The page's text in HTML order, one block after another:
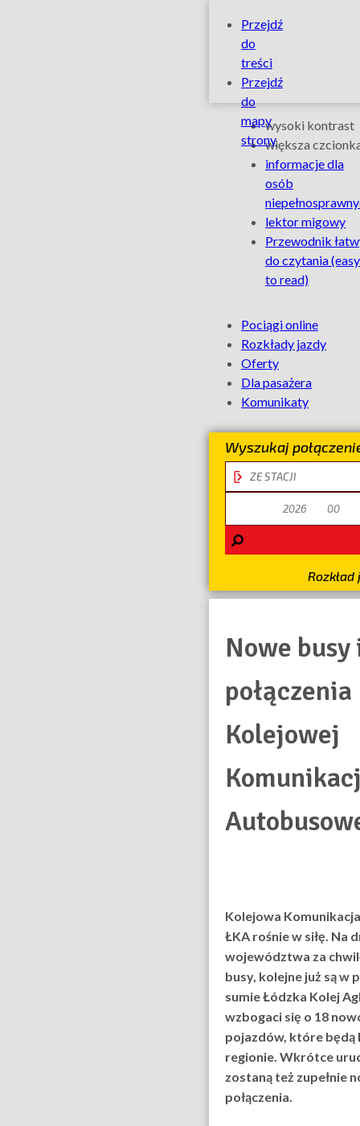
Nowe
busy
i
połączenia
Kolejowej
Komunikacji
Łódzka
Kolej
Szybkie
linki
Przejdź
do
treści
Przejdź
do
mapy
strony
Ułatwienia
dla
osób
wysoki kontrast
większa
informacje dla
osób
lektor migowy
Przewodnik
do czytania(easy
to read)
skróty
Pociągi online
Rozkłady jazdy
Oferty
Dla pasażera
Komunikaty
Wyszukaj
stacja
odjazdu
odjazdu
Nowe busy
połączenia
Kolejowej
Kolejowa
ŁKA rośnie w siłę. Na
województwa za
busy, kolejne już są w
sumie Łódzka Kolej
wzbogaci się o 18
pojazdów, które będą
regionie. Wkrótce
zostaną też zupełnie
połączenia.